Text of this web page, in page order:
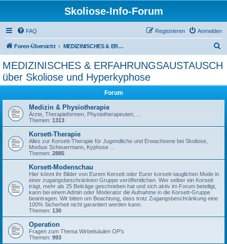
Skoliose-Info-Forum
FAQ Anmelden
Registrieren
Foren-Übersicht MEDIZINISCHES & ERFAHRUNGSAUSTAUSCH über Skoliose und Hyperkyphose
c
MEDIZINISCHES & ERFAHRUNGSAUSTAUSCH
über Skoliose und Hyperkyphose
Forum
Medizin & Physiotherapie
Ärzte, Therapieformen, Physiotherapeuten, ...
Themen: 1313
Korsett-Therapie
Alles zur Korsett-Therapie für Jugendliche und Erwachsene bei Skoliose,
Morbus Scheuermann, Kyphose ...
Themen: 2885
Korsett-Modenschau
Hier könnt ihr Bilder von Eurem Korsett oder Eurer korsett-tauglichen Mode in
einer zugangsbeschränkten Gruppe veröffentlichen. Wer selber ein Korsett
trägt, mehr als 25 Beiträge geschrieben hat und sich aktiv im Forum beteiligt,
kann bei einem Admin oder Moderator die Aufnahme in die Korsett-Gruppe
beantragen. Wir bitten um Beachtung, dass trotz Zugangsbeschränkung eine
100% Sicherheit nicht garantiert werden kann.
Themen: 130
Operation
Fragen zum Thema Wirbelsäulen OP's
Themen: 993